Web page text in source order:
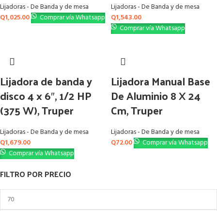
FILTRO POR PRECIO
Lijadoras - De Banda y de mesa
Q1,025.00 Comprar vía Whatsapp
Lijadoras - De Banda y de mesa
Q1,543.00
Comprar vía Whatsapp
Lijadora de banda y
disco 4 x 6″, 1/2 HP
(375 W), Truper
Lijadoras - De Banda y de mesa
Q1,679.00
Comprar vía Whatsapp
Lijadora Manual Base
De Aluminio 8 X 24
Cm, Truper
Lijadoras - De Banda y de mesa
Q72.00 Comprar vía Whatsapp